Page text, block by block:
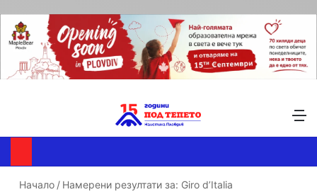
Начало / Намерени резултати за: Giro d’Italia